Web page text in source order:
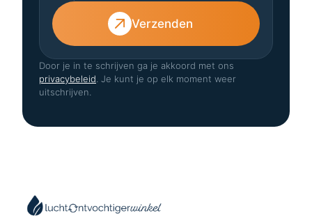
Verzenden
Door je in te schrijven ga je akkoord met ons
privacybeleid . Je kunt je op elk moment weer
uitschrijven.